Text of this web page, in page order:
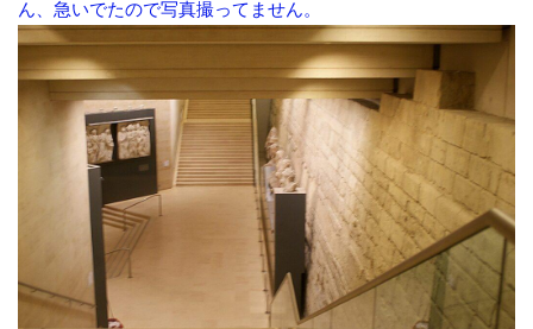
ん、急いでたので写真撮ってません。